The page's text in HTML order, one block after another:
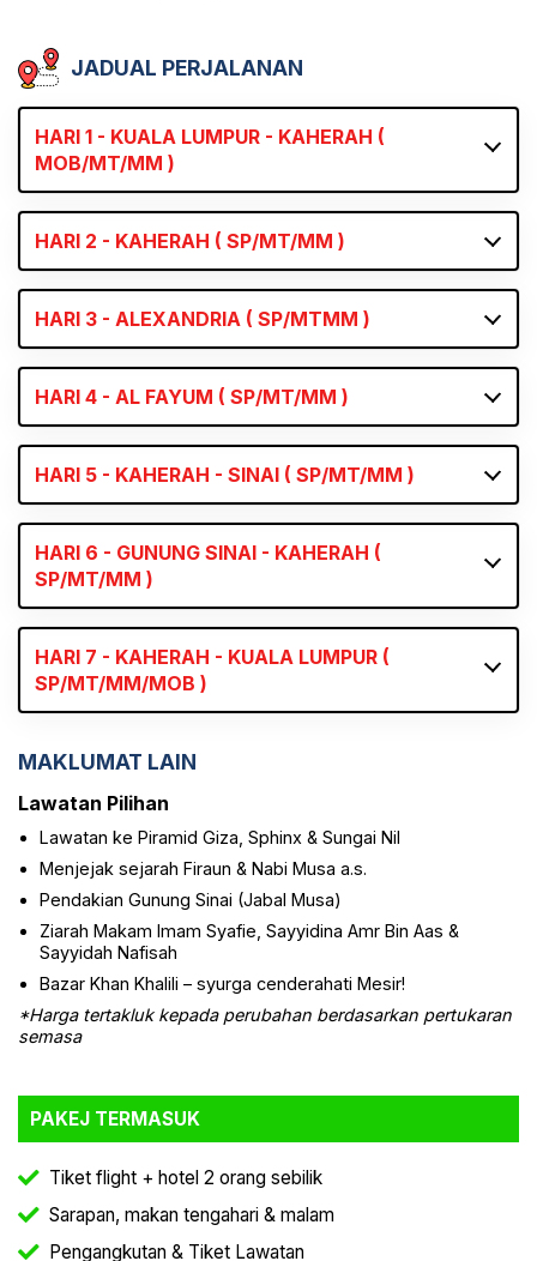
JADUAL PERJALANAN
HARI 1 - KUALA LUMPUR - KAHERAH (
MOB/MT/MM )
HARI 2 - KAHERAH ( SP/MT/MM )
HARI 3 - ALEXANDRIA ( SP/MTMM )
HARI 4 - AL FAYUM ( SP/MT/MM )
HARI 5 - KAHERAH - SINAI ( SP/MT/MM )
HARI 6 - GUNUNG SINAI - KAHERAH (
SP/MT/MM )
HARI 7 - KAHERAH - KUALA LUMPUR (
SP/MT/MM/MOB )
MAKLUMAT LAIN
Lawatan Pilihan
Lawatan ke Piramid Giza, Sphinx & Sungai Nil
Menjejak sejarah Firaun & Nabi Musa a.s.
Pendakian Gunung Sinai (Jabal Musa)
Ziarah Makam Imam Syafie, Sayyidina Amr Bin Aas &
Sayyidah Nafisah
Bazar Khan Khalili – syurga cenderahati Mesir!
*Harga tertakluk kepada perubahan berdasarkan pertukaran
semasa
PAKEJ TERMASUK
Tiket flight + hotel 2 orang sebilik
Sarapan, makan tengahari & malam
Pengangkutan & Tiket Lawatan